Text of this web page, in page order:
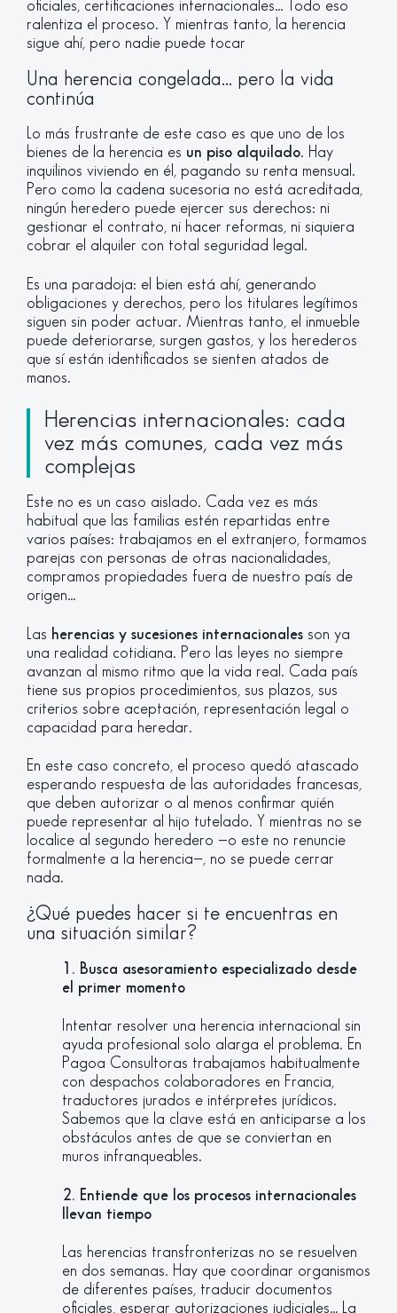
oficiales, certificaciones internacionales… Todo eso
ralentiza el proceso. Y mientras tanto, la herencia
sigue ahí, pero nadie puede tocar
Una herencia congelada... pero la vida
continúa
Lo más frustrante de este caso es que uno de los
bienes de la herencia es un piso alquilado. Hay
inquilinos viviendo en él, pagando su renta mensual.
Pero como la cadena sucesoria no está acreditada,
ningún heredero puede ejercer sus derechos: ni
gestionar el contrato, ni hacer reformas, ni siquiera
cobrar el alquiler con total seguridad legal.
Es una paradoja: el bien está ahí, generando
obligaciones y derechos, pero los titulares legítimos
siguen sin poder actuar. Mientras tanto, el inmueble
puede deteriorarse, surgen gastos, y los herederos
que sí están identificados se sienten atados de
manos.
Herencias internacionales: cada
vez más comunes, cada vez más
complejas
Este no es un caso aislado. Cada vez es más
habitual que las familias estén repartidas entre
varios países: trabajamos en el extranjero, formamos
parejas con personas de otras nacionalidades,
compramos propiedades fuera de nuestro país de
origen…
Las herencias y sucesiones internacionales son ya
una realidad cotidiana. Pero las leyes no siempre
avanzan al mismo ritmo que la vida real. Cada país
tiene sus propios procedimientos, sus plazos, sus
criterios sobre aceptación, representación legal o
capacidad para heredar.
En este caso concreto, el proceso quedó atascado
esperando respuesta de las autoridades francesas,
que deben autorizar o al menos confirmar quién
puede representar al hijo tutelado. Y mientras no se
localice al segundo heredero —o este no renuncie
formalmente a la herencia—, no se puede cerrar
nada.
¿Qué puedes hacer si te encuentras en
una situación similar?
1. Busca asesoramiento especializado desde
el primer momento
Intentar resolver una herencia internacional sin
ayuda profesional solo alarga el problema. En
Pagoa Consultoras trabajamos habitualmente
con despachos colaboradores en Francia,
traductores jurados e intérpretes jurídicos.
Sabemos que la clave está en anticiparse a los
obstáculos antes de que se conviertan en
muros infranqueables.
2. Entiende que los procesos internacionales
llevan tiempo
Las herencias transfronterizas no se resuelven
en dos semanas. Hay que coordinar organismos
de diferentes países, traducir documentos
oficiales, esperar autorizaciones judiciales… La